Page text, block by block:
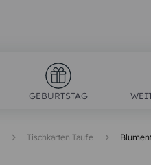
GEBURTSTAG
Tischkarten Taufe